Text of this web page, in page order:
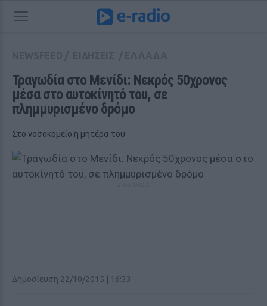
Τραγωδία στο Μενίδι: Νεκρός 50χρονος
μέσα στο αυτοκίνητό του, σε
πλημμυρισμένο δρόμο
Στο νοσοκομείο η μητέρα του
Δημοσίευση 22/10/2015 | 16:33